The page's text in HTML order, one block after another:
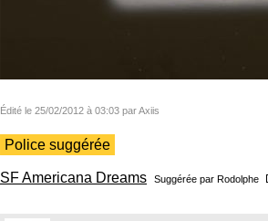
Édité le 25/02/2012 à 03:03 par Axiis
Police suggérée
SF Americana Dreams Suggérée par Rodolphe